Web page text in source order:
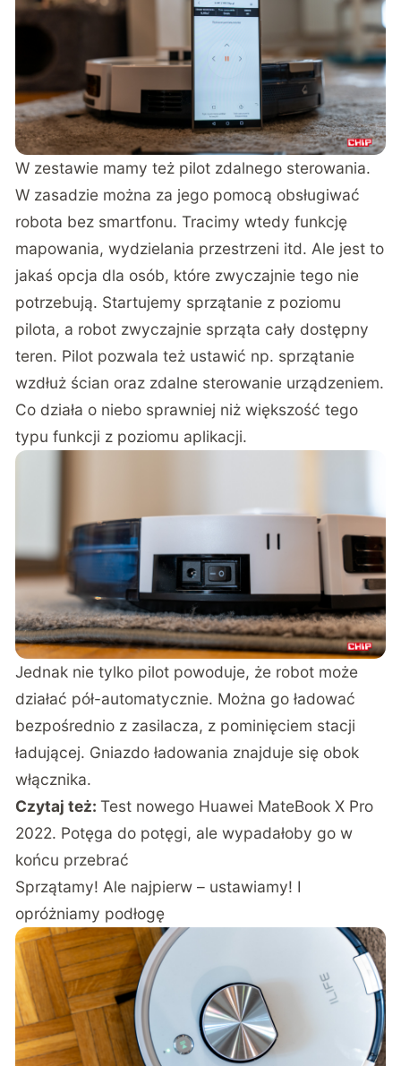
W zestawie mamy też pilot zdalnego sterowania.
W zasadzie można za jego pomocą obsługiwać
robota bez smartfonu. Tracimy wtedy funkcję
mapowania, wydzielania przestrzeni itd. Ale jest to
jakaś opcja dla osób, które zwyczajnie tego nie
potrzebują. Startujemy sprzątanie z poziomu
pilota, a robot zwyczajnie sprząta cały dostępny
teren. Pilot pozwala też ustawić np. sprzątanie
wzdłuż ścian oraz zdalne sterowanie urządzeniem.
Co działa o niebo sprawniej niż większość tego
typu funkcji z poziomu aplikacji.
Jednak nie tylko pilot powoduje, że robot może
działać pół-automatycznie. Można go ładować
bezpośrednio z zasilacza, z pominięciem stacji
ładującej. Gniazdo ładowania znajduje się obok
włącznika.
Czytaj też:Test nowego Huawei MateBook X Pro
2022. Potęga do potęgi, ale wypadałoby go w
końcu przebrać
Sprzątamy! Ale najpierw – ustawiamy! I
opróżniamy podłogę